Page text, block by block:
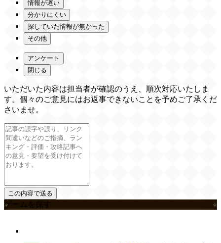
情報が遅い
分かりにくい
探していた情報が無かった
その他
アンケート
閉じる
いただいた内容は担当者が確認のうえ、順次対応いたしま
す。個々のご意見にはお返事できないことを予めご了承くだ
さいませ。
ゲームを探す